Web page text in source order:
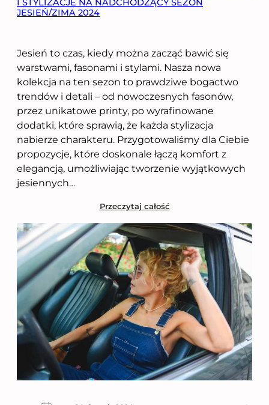
I STYLIZACJE NA NADCHODZĄCY SEZON
JESIEŃ/ZIMA 2024
Jesień to czas, kiedy można zacząć bawić się
warstwami, fasonami i stylami. Nasza nowa
kolekcja na ten sezon to prawdziwe bogactwo
trendów i detali – od nowoczesnych fasonów,
przez unikatowe printy, po wyrafinowane
dodatki, które sprawią, że każda stylizacja
nabierze charakteru. Przygotowaliśmy dla Ciebie
propozycje, które doskonale łączą komfort z
elegancją, umożliwiając tworzenie wyjątkowych
jesiennych…
Przeczytaj całość